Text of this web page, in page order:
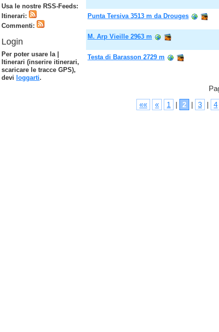
Punta Tersiva 3513 m da Drouges
M. Arp Vieille 2963 m
Testa di Barasson 2729 m
««
« 1 | 2 | 3 | 4
Usa le nostre RSS-Feeds:
Itinerari:
Commenti:
Login
Per poter usare la |
Itinerari (inserire itinerari,
scaricare le tracce GPS),
devi loggarti.